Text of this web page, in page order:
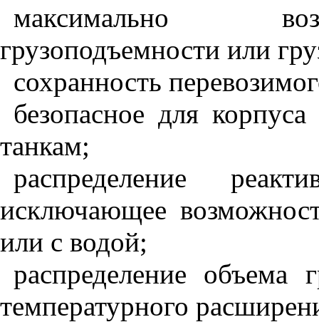
максимально
грузоподъемности или
сохранность
безопасное для
танкам;
распределение
исключающее
или с водой;
распределение
температурного